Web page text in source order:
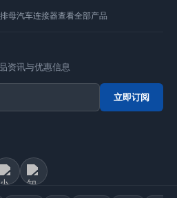
母汽车连接器查看全部产品
资讯与优惠信息
立即订阅